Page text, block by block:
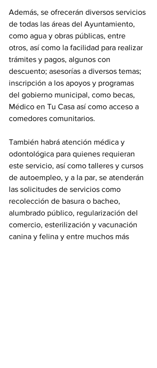
Además, se ofrecerán diversos servicios
de todas las áreas del Ayuntamiento,
como agua y obras públicas, entre
otros, así como la facilidad para realizar
trámites y pagos, algunos con
descuento; asesorías a diversos temas;
inscripción a los apoyos y programas
del gobierno municipal, como becas,
Médico en Tu Casa así como acceso a
comedores comunitarios.
También habrá atención médica y
odontológica para quienes requieran
este servicio, así como talleres y cursos
de autoempleo, y a la par, se atenderán
las solicitudes de servicios como
recolección de basura o bacheo,
alumbrado público, regularización del
comercio, esterilización y vacunación
canina y felina y entre muchos más